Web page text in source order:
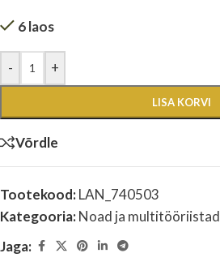
6 laos
- +
LISA KORVI
Võrdle
Tootekood:LAN_740503
Kategooria:Noad ja multitööriistad
Jaga: